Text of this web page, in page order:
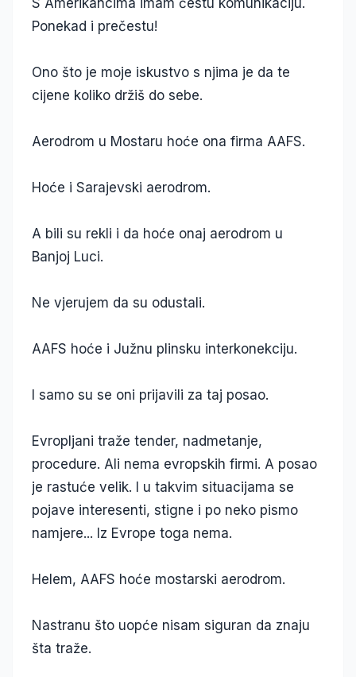
S Amerikancima imam čestu komunikaciju.
Ponekad i prečestu!
Ono što je moje iskustvo s njima je da te
cijene koliko držiš do sebe.
Aerodrom u Mostaru hoće ona firma AAFS.
Hoće i Sarajevski aerodrom.
A bili su rekli i da hoće onaj aerodrom u
Banjoj Luci.
Ne vjerujem da su odustali.
AAFS hoće i Južnu plinsku interkonekciju.
I samo su se oni prijavili za taj posao.
Evropljani traže tender, nadmetanje,
procedure. Ali nema evropskih firmi. A posao
je rastuće velik. I u takvim situacijama se
pojave interesenti, stigne i po neko pismo
namjere... Iz Evrope toga nema.
Helem, AAFS hoće mostarski aerodrom.
Nastranu što uopće nisam siguran da znaju
šta traže.